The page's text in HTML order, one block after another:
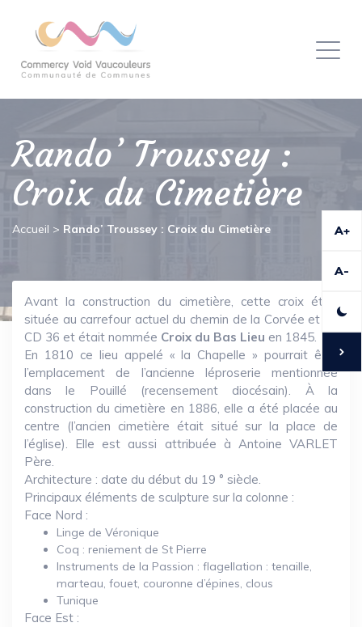
Rando’ Troussey :
Croix du Cimetière
Accueil > Rando’ Troussey : Croix du Cimetière
Avant la construction du cimetière, cette croix était
située au carrefour actuel du chemin de la Corvée et du
CD 36 et était nommée Croix du Bas Lieu en 1845.
En 1810 ce lieu appelé « la Chapelle » pourrait être
l’emplacement de l’ancienne léproserie mentionnée
dans le Pouillé (recensement diocésain). À la
construction du cimetière en 1886, elle a été placée au
centre (l’ancien cimetière était situé sur la place de
l’église). Elle est aussi attribuée à Antoine VARLET
Père.
Architecture : date du début du 19 ° siècle.
Principaux éléments de sculpture sur la colonne :
Face Nord :
Linge de Véronique
Coq : reniement de St Pierre
Instruments de la Passion : flagellation : tenaille,
marteau, fouet, couronne d’épines, clous
Tunique
Face Est :
A+
A-